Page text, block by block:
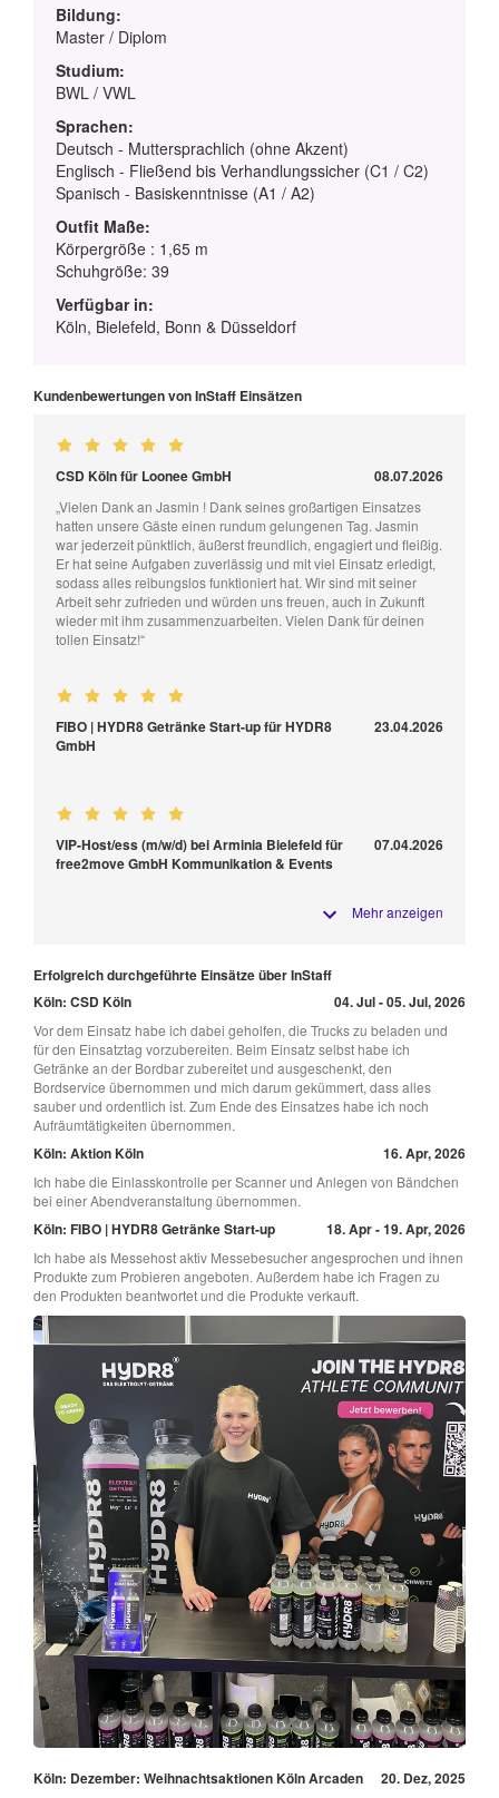
Bildung:
Master / Diplom
Studium:
BWL / VWL
Sprachen:
Deutsch - Muttersprachlich (ohne Akzent)
Englisch - Fließend bis Verhandlungssicher (C1 / C2)
Spanisch - Basiskenntnisse (A1 / A2)
Outfit Maße:
Körpergröße : 1,65 m
Schuhgröße: 39
Verfügbar in:
Köln, Bielefeld, Bonn & Düsseldorf
Kundenbewertungen von InStaff Einsätzen
CSD Köln für Loonee GmbH 08.07.2026
„Vielen Dank an Jasmin ! Dank seines großartigen Einsatzes
hatten unsere Gäste einen rundum gelungenen Tag. Jasmin
war jederzeit pünktlich, äußerst freundlich, engagiert und fleißig.
Er hat seine Aufgaben zuverlässig und mit viel Einsatz erledigt,
sodass alles reibungslos funktioniert hat. Wir sind mit seiner
Arbeit sehr zufrieden und würden uns freuen, auch in Zukunft
wieder mit ihm zusammenzuarbeiten. Vielen Dank für deinen
tollen Einsatz!“
FIBO | HYDR8 Getränke Start-up für HYDR8
GmbH
23.04.2026
VIP-Host/ess (m/w/d) bei Arminia Bielefeld für
free2move GmbH Kommunikation & Events
07.04.2026
Mehr anzeigen
Erfolgreich durchgeführte Einsätze über InStaff
Köln: CSD Köln
04. Jul - 05. Jul, 2026
Vor dem Einsatz habe ich dabei geholfen, die Trucks zu beladen und
für den Einsatztag vorzubereiten. Beim Einsatz selbst habe ich
Getränke an der Bordbar zubereitet und ausgeschenkt, den
Bordservice übernommen und mich darum gekümmert, dass alles
sauber und ordentlich ist. Zum Ende des Einsatzes habe ich noch
Aufräumtätigkeiten übernommen.
Köln: Aktion Köln 16. Apr, 2026
Ich habe die Einlasskontrolle per Scanner und Anlegen von Bändchen
bei einer Abendveranstaltung übernommen.
Köln: FIBO | HYDR8 Getränke Start-up 18. Apr - 19. Apr, 2026
Ich habe als Messehost aktiv Messebesucher angesprochen und ihnen
Produkte zum Probieren angeboten. Außerdem habe ich Fragen zu
den Produkten beantwortet und die Produkte verkauft.
Köln: Dezember: Weihnachtsaktionen Köln Arcaden 20. Dez, 2025